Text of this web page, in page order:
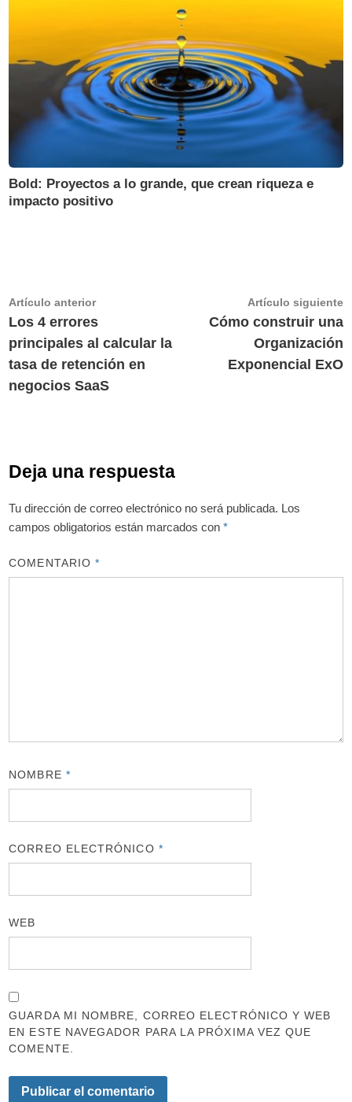
Bold: Proyectos a lo grande, que crean riqueza e
impacto positivo
Navegación
de
entradas
Artículo anteriorArtículo
anterior:
Los 4 errores
principales al calcular la
tasa de retención en
negocios SaaS
Artículo siguiente
Cómo construir una
Organización
Exponencial ExO
Deja una respuesta
Tu dirección de correo electrónico no será publicada. Los
campos obligatorios están marcados con*
COMENTARIO*
NOMBRE *
CORREO ELECTRÓNICO *
WEB
GUARDA MI NOMBRE, CORREO ELECTRÓNICO Y WEB
EN ESTE NAVEGADOR PARA LA PRÓXIMA VEZ QUE
COMENTE.